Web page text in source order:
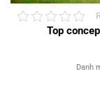
Top
Danh